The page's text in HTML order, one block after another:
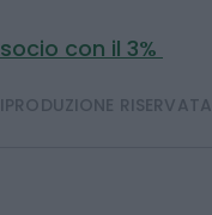
con il 3%
RISERVATA